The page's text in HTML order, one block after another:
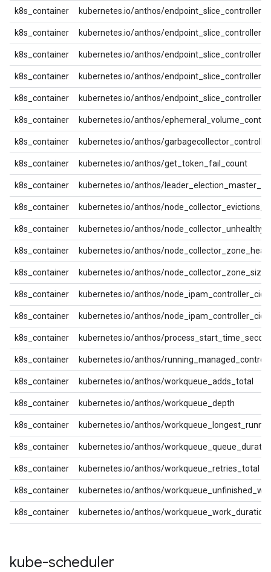
k8s_container kubernetes.io/anthos/
k8s_container kubernetes.io/anthos/
k8s_container kubernetes.io/anthos/
k8s_container kubernetes.io/anthos/
k8s_container kubernetes.io/anthos/
k8s_container kubernetes.io/anthos/
k8s_container kubernetes.io/anthos/
k8s_container kubernetes.io/anthos/get_token_fail_count
k8s_container kubernetes.io/anthos/
k8s_container kubernetes.io/anthos/
k8s_container kubernetes.io/anthos/
k8s_container kubernetes.io/anthos/
k8s_container kubernetes.io/anthos/node_collector_zone_size
k8s_container kubernetes.io/anthos/
k8s_container kubernetes.io/anthos/
k8s_container kubernetes.io/anthos/
k8s_container kubernetes.io/anthos/
k8s_container kubernetes.io/anthos/workqueue_adds_total
k8s_container kubernetes.io/anthos/workqueue_depth
k8s_container kubernetes.io/anthos/
k8s_container kubernetes.io/anthos/
k8s_container kubernetes.io/anthos/workqueue_retries_total
k8s_container kubernetes.io/anthos/
k8s_container kubernetes.io/anthos/
kube-scheduler